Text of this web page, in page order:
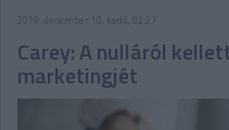
2019. december 10. kedd, 02:27
Carey: A nulláról
marketingjét